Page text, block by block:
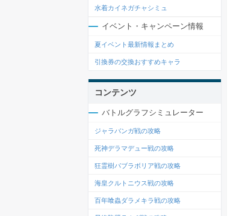
水着カイネガチャシミュ
イベント・キャンペーン情報
夏イベント最新情報まとめ
引換券の交換おすすめキャラ
コンテンツ
バトルグラフシミュレーター
ジャラバンガ戦の攻略
死神デラマデュー戦の攻略
狂霊樹パブラボリア戦の攻略
海皇クルトニウス戦の攻略
百年喰蟲ダラメキラ戦の攻略